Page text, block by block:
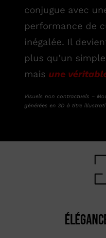
conjugue avec
performance de
inégalée. Il
plus qu’un
mais une
Visuels non contractuels –
générées en 3D à titre